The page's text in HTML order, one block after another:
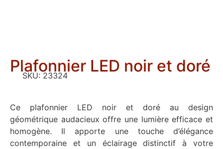
Plafonnier LED noir et doré
SKU: 23324
Ce plafonnier LED noir et doré au design
géométrique audacieux offre une lumière efficace et
homogène. Il apporte une touche d’élégance
contemporaine et un éclairage distinctif à votre